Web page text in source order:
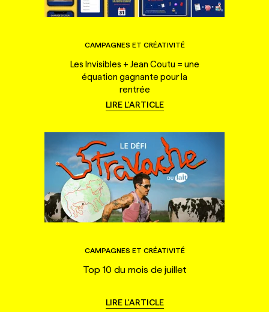
CAMPAGNES ET CRÉATIVITÉ
Les Invisibles + Jean Coutu = une
équation gagnante pour la
rentrée
LIRE L'ARTICLE
CAMPAGNES ET CRÉATIVITÉ
Top 10 du mois de juillet
LIRE L'ARTICLE